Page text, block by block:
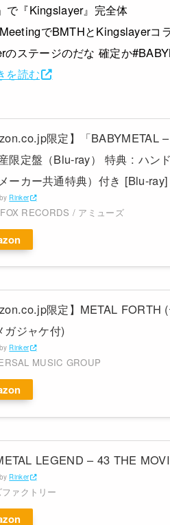
で『Kingslayer』完全体
でBMTHとKingslayerコ
のステージのだな 確定か
を読む
限定】「BABYMETAL
限定盤（Blu-ray） 特典 : ハン
ーカー共通特典）付き [Blu-ray]
Rinker
RECORDS / アミューズ
限定】METAL FORTH
ガジャケ付)
Rinker
MUSIC GROUP
LEGEND – 43 THE
Rinker
ファクトリー